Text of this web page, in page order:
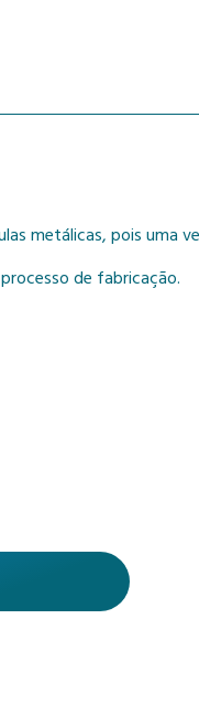
metálicas, pois uma
de fabricação.